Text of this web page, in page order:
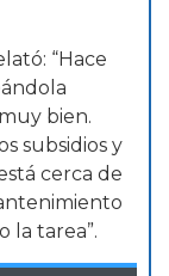
“Hace
bien.
subsidios y
cerca de
la tarea”.